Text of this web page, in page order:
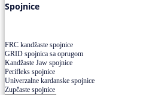
Spojnice
FRC kandžaste spojnice
GRID spojnica sa oprugom
Kandžaste Jaw spojnice
Perifleks spojnice
Univerzalne kardanske spojnice
Zupčaste spojnice